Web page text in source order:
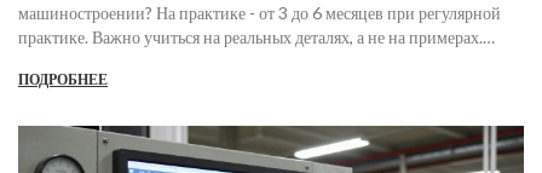
машиностроении? На практике - от 3 до 6 месяцев при регулярной
практике. Важно учиться на реальных деталях, а не на примерах.
ПОДРОБНЕЕ